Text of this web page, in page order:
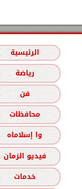
الرئيسية
رياضة
فن
محافظات
وا إسلاماه
فيديو الزمان
خدمات